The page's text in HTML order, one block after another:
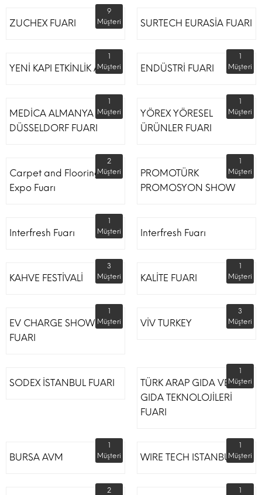
ZUCHEX FUARI
9
Müşteri
SURTECH EURASİA FUARI
YENİ KAPI ETKİNLİK ALANI
1
Müşteri
ENDÜSTRİ FUARI
1
Müşteri
MEDİCA ALMANYA
DÜSSELDORF FUARI
1
Müşteri
YÖREX YÖRESEL
ÜRÜNLER FUARI
1
Müşteri
Carpet and Flooring
Expo Fuarı
2
Müşteri
PROMOTÜRK
PROMOSYON SHOW
1
Müşteri
Interfresh Fuarı
1
Müşteri
Interfresh Fuarı
KAHVE FESTİVALİ
3
Müşteri
KALİTE FUARI
1
Müşteri
EV CHARGE SHOW
FUARI
1
Müşteri
VİV TURKEY
3
Müşteri
SODEX İSTANBUL FUARI
TÜRK ARAP GIDA VE
GIDA TEKNOLOJİLERİ
FUARI
1
Müşteri
BURSA AVM
1
Müşteri
WIRE TECH ISTANBUL
1
Müşteri
2
1